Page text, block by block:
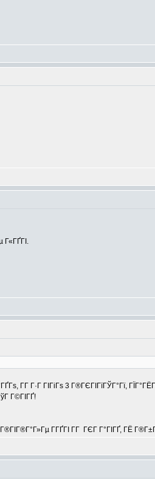
Г«ГҐГІ.
Г­Г Г·Г ГІГіГѕ 3 Г®ГЄГІГїГЎГ°Гї,
Г©ГІГҐ!
Г­ГҐГІ Г­Г ГЄГ Г°ГІГҐ, ГЁ